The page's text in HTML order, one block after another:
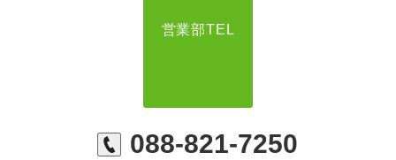
営業部TEL
088-821-7250